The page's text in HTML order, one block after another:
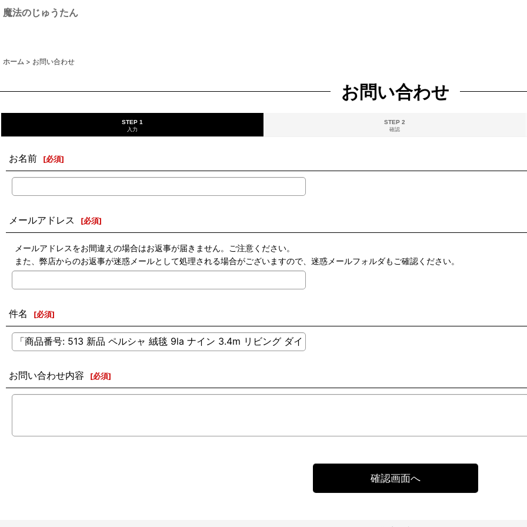
魔法のじゅうたん
ホーム > お問い合わせ
お問い合わせ
STEP 1
入力
STEP 2
確認
お名前 [必須]
メールアドレス [必須]
メールアドレスをお間違えの場合はお返事が届きません。ご注意ください。
また、弊店からのお返事が迷惑メールとして処理される場合がございますので、迷惑メールフォルダもご確認ください。
件名 [必須]
お問い合わせ内容 [必須]
確認画面へ